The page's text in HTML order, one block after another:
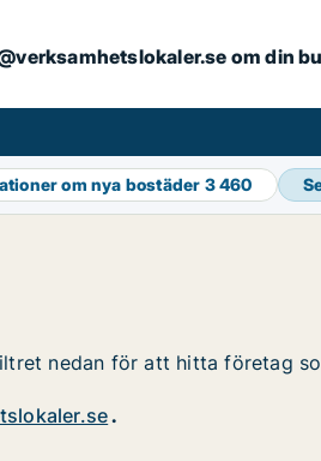
om din
om nya bostäder 3 460
nedan för att hitta företag
.